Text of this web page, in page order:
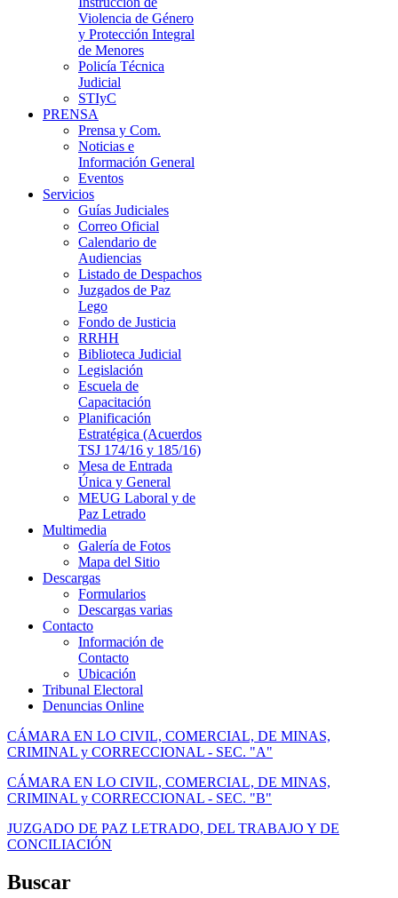
Violencia de Género
y Protección Integral
de Menores
Policía Técnica
Judicial
STIyC
PRENSA
Prensa y Com.
Noticias e
Información General
Eventos
Servicios
Guías Judiciales
Correo Oficial
Calendario de
Audiencias
Listado de Despachos
Juzgados de Paz
Lego
Fondo de Justicia
RRHH
Biblioteca Judicial
Legislación
Escuela de
Capacitación
Planificación
Estratégica (Acuerdos
TSJ 174/16 y 185/16)
Mesa de Entrada
Única y General
MEUG Laboral y de
Paz Letrado
Multimedia
Galería de Fotos
Mapa del Sitio
Descargas
Formularios
Descargas varias
Contacto
Información de
Contacto
Ubicación
Tribunal Electoral
Denuncias Online
CÁMARA EN LO CIVIL, COMERCIAL, DE MINAS,
CRIMINAL y CORRECCIONAL - SEC. "A"
CÁMARA EN LO CIVIL, COMERCIAL, DE MINAS,
CRIMINAL y CORRECCIONAL - SEC. "B"
JUZGADO DE PAZ LETRADO, DEL TRABAJO Y DE
CONCILIACIÓN
Buscar